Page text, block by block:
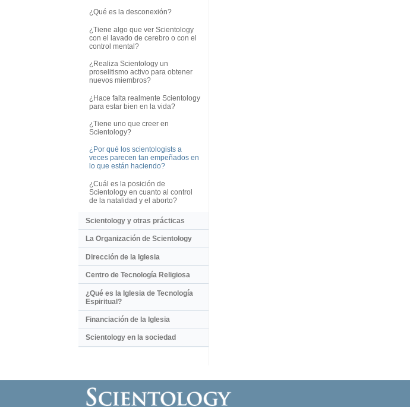
¿Qué es la desconexión?
¿Tiene algo que ver Scientology
con el lavado de cerebro o con el
control mental?
¿Realiza Scientology un
proselitismo activo para obtener
nuevos miembros?
¿Hace falta realmente Scientology
para estar bien en la vida?
¿Tiene uno que creer en
Scientology?
¿Por qué los scientologists a
veces parecen tan empeñados en
lo que están haciendo?
¿Cuál es la posición de
Scientology en cuanto al control
de la natalidad y el aborto?
Scientology y otras prácticas
La Organización de Scientology
Dirección de la Iglesia
Centro de Tecnología Religiosa
¿Qué es la Iglesia de Tecnología
Espiritual?
Financiación de la Iglesia
Scientology en la sociedad